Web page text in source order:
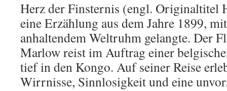
Herz der Finsternis (engl. Originaltitel
eine Erzählung aus dem Jahre 1899,
anhaltendem Weltruhm gelangte. Der
Marlow reist im Auftrag einer
tief in den Kongo. Auf seiner Reise
Wirrnisse, Sinnlosigkeit und eine